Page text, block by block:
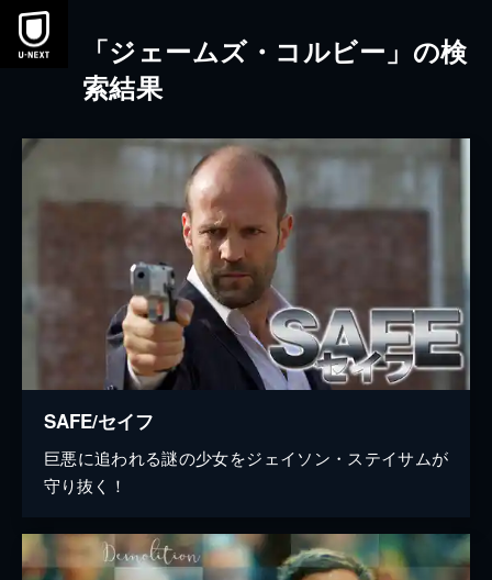
本文へスキップ
「ジェームズ・コルビー」の検
索結果
SAFE/セイフ
巨悪に追われる謎の少女をジェイソン・ステイサムが
守り抜く！